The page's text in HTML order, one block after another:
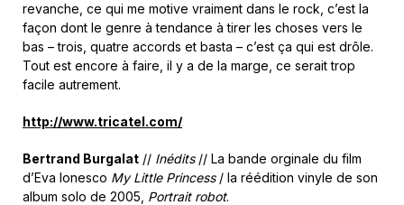
revanche, ce qui me motive vraiment dans le rock, c’est la
façon dont le genre à tendance à tirer les choses vers le
bas – trois, quatre accords et basta – c’est ça qui est drôle.
Tout est encore à faire, il y a de la marge, ce serait trop
facile autrement.
http://www.tricatel.com/
Bertrand Burgalat // Inédits// La bande orginale du film
d’Eva Ionesco My Little Princess/ la réédition vinyle de son
album solo de 2005, Portrait robot.